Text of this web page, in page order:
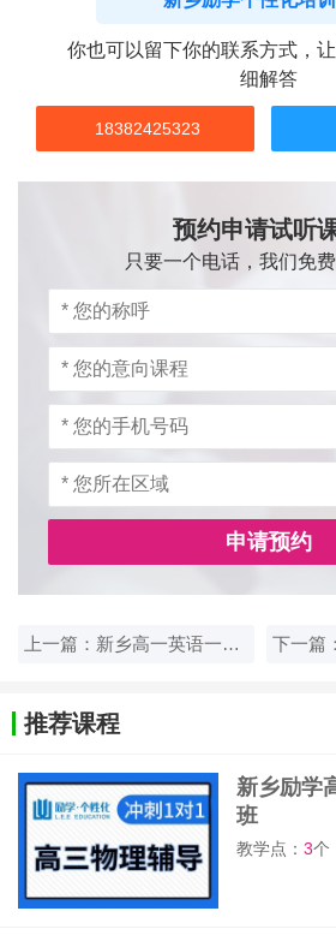
你也可以留下你的联系方式，
细解答
18382425323
预约申请试听
只要一个电话，我们免
申请预约
上一篇：新乡高一英语一对一补习哪家机构靠谱？励学教育推荐
推荐课程
新乡励学
班
教学点：3个